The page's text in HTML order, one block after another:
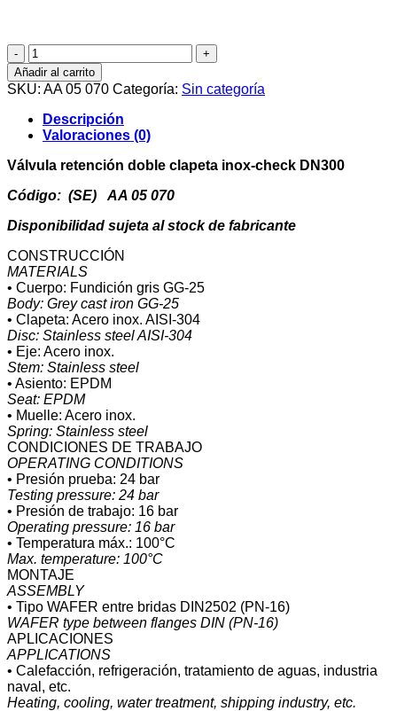
Válvula
retención
doble
clapeta
inox-
check
DN300
cantidad
Añadir al carrito
SKU: AA 05 070 Categoría: Sin categoría
Descripción
Valoraciones (0)
Válvula retención doble clapeta inox-check DN300
Código: (SE) AA 05 070
Disponibilidad sujeta al stock de fabricante
CONSTRUCCIÓN
MATERIALS
• Cuerpo: Fundición gris GG-25
Body: Grey cast iron GG-25
• Clapeta: Acero inox. AISI-304
Disc: Stainless steel AISI-304
• Eje: Acero inox.
Stem: Stainless steel
• Asiento: EPDM
Seat: EPDM
• Muelle: Acero inox.
Spring: Stainless steel
CONDICIONES DE TRABAJO
OPERATING CONDITIONS
• Presión prueba: 24 bar
Testing pressure: 24 bar
• Presión de trabajo: 16 bar
Operating pressure: 16 bar
• Temperatura máx.: 100°C
Max. temperature: 100°C
MONTAJE
ASSEMBLY
• Tipo WAFER entre bridas DIN2502 (PN-16)
WAFER type between flanges DIN (PN-16)
APLICACIONES
APPLICATIONS
• Calefacción, refrigeración, tratamiento de aguas, industria
naval, etc.
Heating, cooling, water treatment, shipping industry, etc.